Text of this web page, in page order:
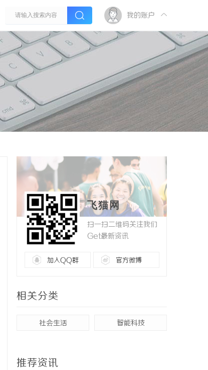
我的账户
飞猫网
扫一扫二维码关注我们
Get最新资讯
加入QQ群 官方微博
相关分类
社会生活 智能科技
推荐资讯